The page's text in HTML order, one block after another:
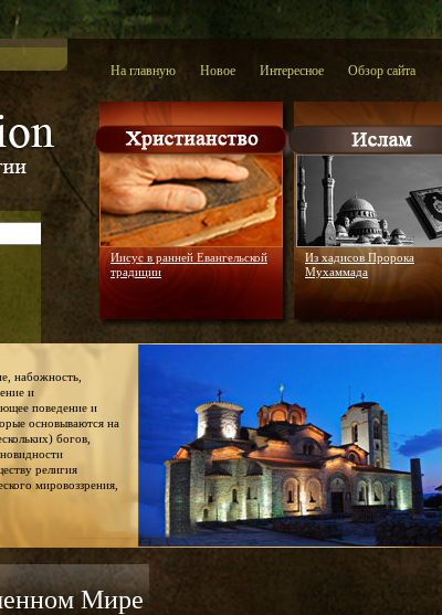
На главную Новое Интересное Обзор сайта
Иисус в ранней Евангельской
традиции
Из хадисов Пророка
Мухаммада
набожность,
и
поведение и
основываются на
богов,
религия
мировоззрения,
Мире